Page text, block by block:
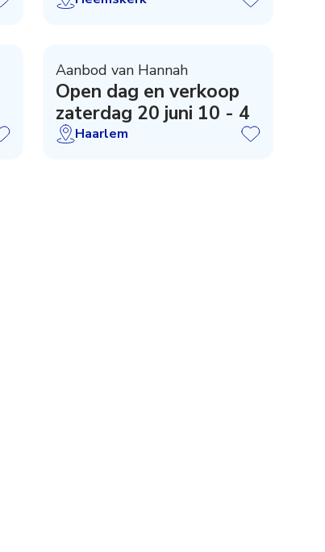
Aanbod van Hannah
Open dag en verkoop
zaterdag 20 juni 10 - 4
Haarlem